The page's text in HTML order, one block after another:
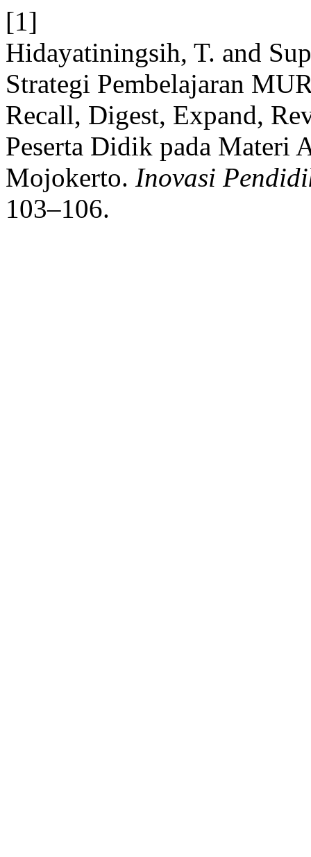
[1]
Hidayatiningsih, T. and
Strategi Pembelajaran
Recall, Digest, Expand,
Peserta Didik pada
Mojokerto. Inovasi
103–106.